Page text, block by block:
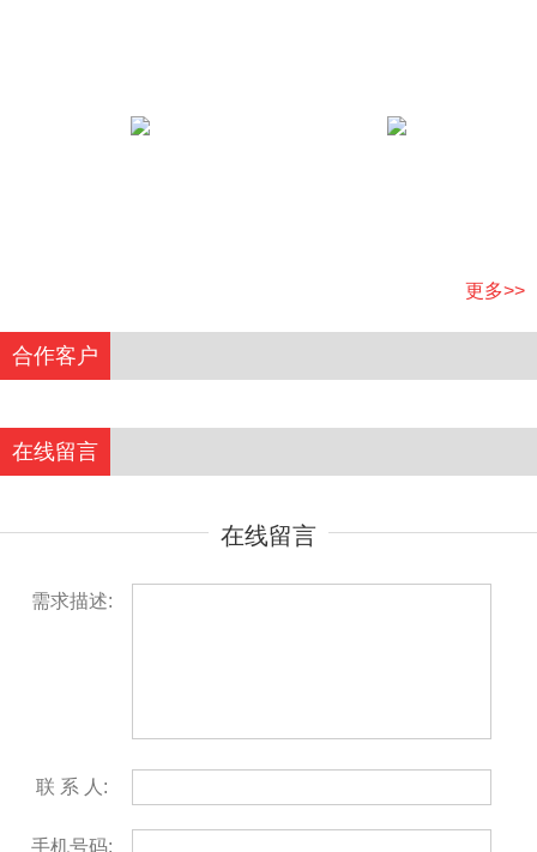
更多>>
合作客户
在线留言
在线留言
需求描述:
联 系 人:
手机号码: